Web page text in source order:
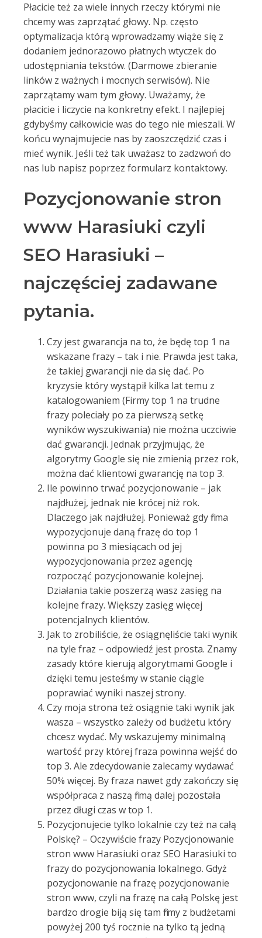
Płacicie też za wiele innych rzeczy którymi nie
chcemy was zaprzątać głowy. Np. często
optymalizacja którą wprowadzamy wiąże się z
dodaniem jednorazowo płatnych wtyczek do
udostępniania tekstów. (Darmowe zbieranie
linków z ważnych i mocnych serwisów). Nie
zaprzątamy wam tym głowy. Uważamy, że
płacicie i liczycie na konkretny efekt. I najlepiej
gdybyśmy całkowicie was do tego nie mieszali. W
końcu wynajmujecie nas by zaoszczędzić czas i
mieć wynik. Jeśli też tak uważasz to zadzwoń do
nas lub napisz poprzez formularz kontaktowy.
Pozycjonowanie stron
www Harasiuki czyli
SEO Harasiuki –
najczęściej zadawane
pytania.
Czy jest gwarancja na to, że będę top 1 na
wskazane frazy – tak i nie. Prawda jest taka,
że takiej gwarancji nie da się dać. Po
kryzysie który wystąpił kilka lat temu z
katalogowaniem (Firmy top 1 na trudne
frazy poleciały po za pierwszą setkę
wyników wyszukiwania) nie można uczciwie
dać gwarancji. Jednak przyjmując, że
algorytmy Google się nie zmienią przez rok,
można dać klientowi gwarancję na top 3.
Ile powinno trwać pozycjonowanie – jak
najdłużej, jednak nie krócej niż rok.
Dlaczego jak najdłużej. Ponieważ gdy firma
wypozycjonuje daną frazę do top 1
powinna po 3 miesiącach od jej
wypozycjonowania przez agencję
rozpocząć pozycjonowanie kolejnej.
Działania takie poszerzą wasz zasięg na
kolejne frazy. Większy zasięg więcej
potencjalnych klientów.
Jak to zrobiliście, że osiągnęliście taki wynik
na tyle fraz – odpowiedź jest prosta. Znamy
zasady które kierują algorytmami Google i
dzięki temu jesteśmy w stanie ciągle
poprawiać wyniki naszej strony.
Czy moja strona też osiągnie taki wynik jak
wasza – wszystko zależy od budżetu który
chcesz wydać. My wskazujemy minimalną
wartość przy której fraza powinna wejść do
top 3. Ale zdecydowanie zalecamy wydawać
50% więcej. By fraza nawet gdy zakończy się
współpraca z naszą firmą dalej pozostała
przez długi czas w top 1.
Pozycjonujecie tylko lokalnie czy też na całą
Polskę? – Oczywiście frazy Pozycjonowanie
stron www Harasiuki oraz SEO Harasiuki to
frazy do pozycjonowania lokalnego. Gdyż
pozycjonowanie na frazę pozycjonowanie
stron www, czyli na frazę na całą Polskę jest
bardzo drogie biją się tam firmy z budżetami
powyżej 200 tyś rocznie na tylko tą jedną